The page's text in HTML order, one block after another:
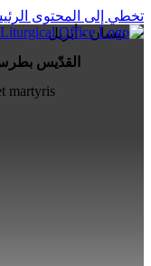
تخطي إلى المحتوى
28 نيسان - أبريل
القدّيس بطرس
martyris